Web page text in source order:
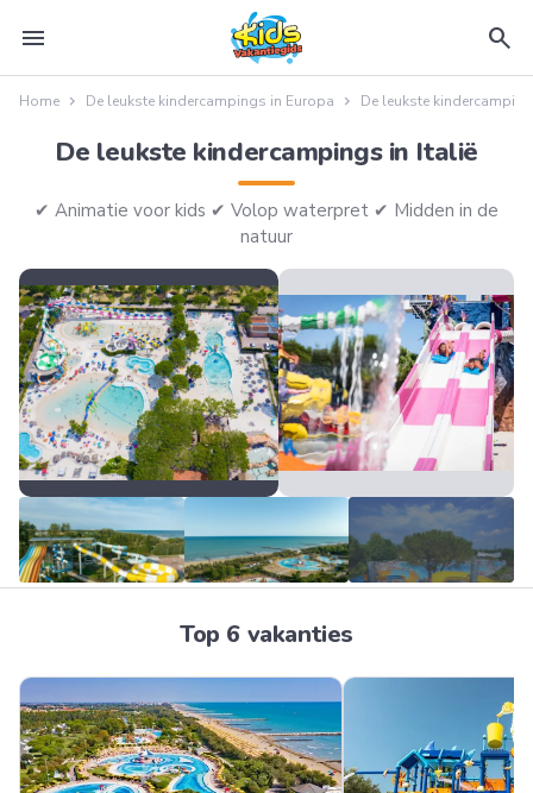
menu search
Home De leukste kindercampings in Europa De leukste
De leukste kindercampings in Italië
✔︎ Animatie voor kids ✔︎ Volop waterpret ✔︎ Midden in de
natuur
Meer
Top 6 vakanties